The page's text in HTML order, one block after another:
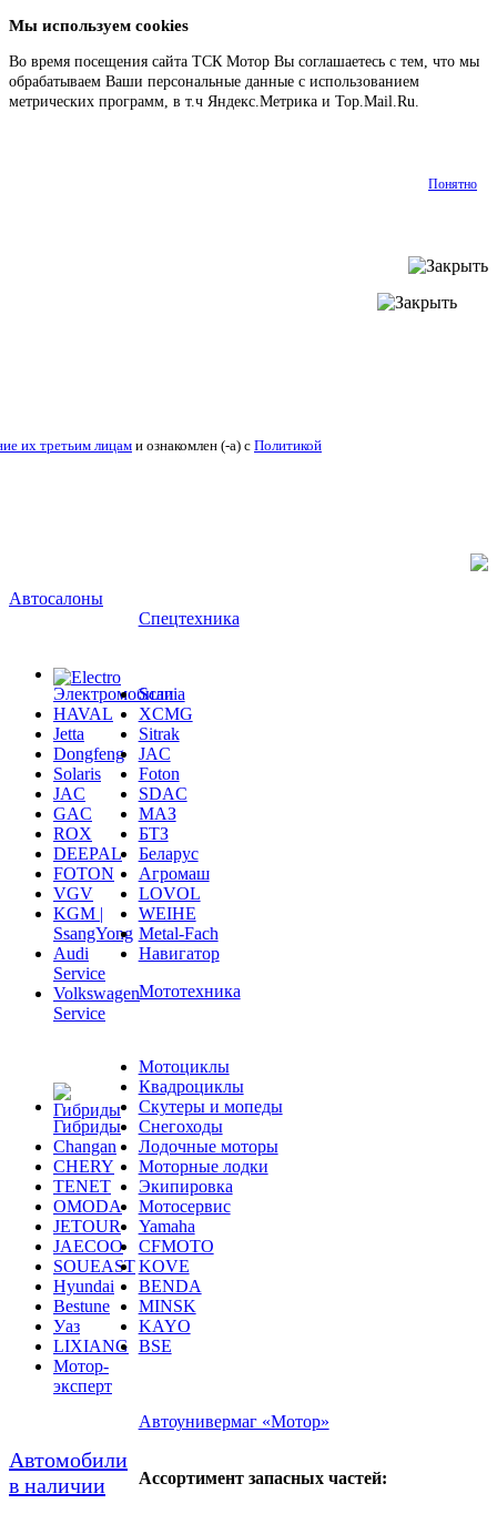
Мы используем cookies
Во время посещения сайта ТСК Мотор Вы соглашаетесь с тем, что мы
обрабатываем Ваши персональные данные с использованием
метрических программ, в т.ч Яндекс.Метрика и Top.Mail.Ru.
Понятно
их третьим лицами ознакомлен (-а) cПолитикой конфиденциальности
Электромобили
HAVAL
Jetta
Dongfeng
Solaris
JAC
GAC
ROX
DEEPAL
FOTON
VGV
KGM |
SsangYong
Audi
Service
Volkswagen
Service
Гибриды
Changan
CHERY
TENET
OMODA
JETOUR
JAECOO
SOUEAST
Hyundai
Bestune
Уаз
LIXIANG
Мотор-
эксперт
в наличии
XCMG
Sitrak
JAC
Foton
SDAC
МАЗ
БТЗ
Беларус
Агромаш
LOVOL
WEIHE
Metal-Fach
Навигатор
Квадроциклы
Скутеры и мопеды
Снегоходы
Лодочные моторы
Моторные лодки
Экипировка
Мотосервис
Yamaha
CFMOTO
KOVE
BENDA
MINSK
KAYO
BSE